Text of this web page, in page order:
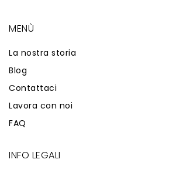
MENÙ
La nostra storia
Blog
Contattaci
Lavora con noi
FAQ
INFO LEGALI